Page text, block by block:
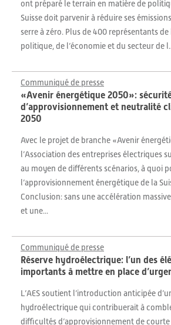
ont préparé le terrain en matière de
Suisse doit parvenir à réduire ses
serre à zéro. Plus de 400 représentants
politique, de l’économie et du secteur de
Communiqué de presse
«Avenir énergétique 2050»:
d’approvisionnement et neutralité
2050
Avec le projet de branche «Avenir
l’Association des entreprises électriques
au moyen de différents scénarios, à quoi
l’approvisionnement énergétique de la
Conclusion: sans une accélération
et une...
Communiqué de presse
Réserve hydroélectrique: l’un des
importants à mettre en place
L’AES soutient l’introduction anticipée
hydroélectrique qui contribuerait à
difficultés d’approvisionnement de courte